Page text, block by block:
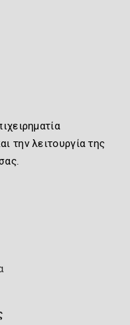
την λειτουργία της